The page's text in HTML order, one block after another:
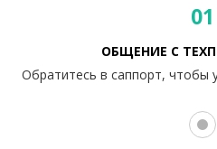
01
ОБЩЕНИЕ С
Обратитесь в саппорт, чтобы